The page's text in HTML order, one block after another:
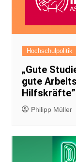
Hochschulpolitik
„Gute
gute
Hilfskräfte”
Philipp Müller